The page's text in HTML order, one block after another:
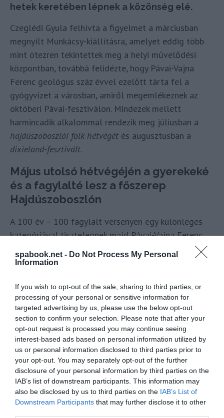
spabook.net - Do Not Process My Personal
Information
If you wish to opt-out of the sale, sharing to third parties, or
processing of your personal or sensitive information for
targeted advertising by us, please use the below opt-out
section to confirm your selection. Please note that after your
opt-out request is processed you may continue seeing
interest-based ads based on personal information utilized by
us or personal information disclosed to third parties prior to
your opt-out. You may separately opt-out of the further
disclosure of your personal information by third parties on the
IAB’s list of downstream participants. This information may
also be disclosed by us to third parties on the IAB’s List of
Downstream Participants that may further disclose it to other
hetek keretében lépnek a közönség elé.
Czeglédi Gyula felhívta a figyelmet a márciusban
megnyílt Munkácsy-kiállításra, amelyet eddig több
mint ötezren tekintettek meg a helyi művelődési
központban, továbbá felidézte, hogy Pávai-Vajna
Ferenc geológus száz évvel ezelőtt tárta fel a
gyógyvizet a városban, amiről megemlékeznek az
októberi Pávai-fesztiválon. Mindezek mellett
harmincadik alkalommal rendezik meg júliusban a
hajdúszoboszlói folk hétvégét és augusztusban a
dixieland-fesztivált.
Május utolsó hétvégéjén a gyerekeké
és a fagylalté lesz a főszerep
Hajdúszoboszlón
A 100 év – 100 fagylalt versenyen egy különleges
kategóriával tisztelegnek majd Pávai-Vajna Ferenc
emléke előtt, és a gyerekekre is színes
programkavalkád vár: mind a két napot koncertek,
fellép többek közöttHevesi Tamásés az Iszkiri
zenekaris.
Gyereknapon mutatják be a Csodaforrás
című új mesekönyvet, amelyet
Hajdúszoboszló gyógyvizének 100 éves
jubileuma alkalmából készíttetett az
önkormányzat
„A mesekönyv célja, hogy az évforduló kapcsán felhívja a
figyelmet a gyógyfürdő és a gyógyvíz jelentőségére. A